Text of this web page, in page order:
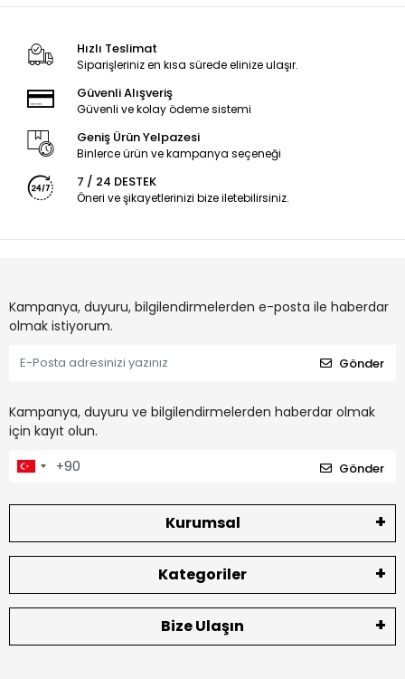
Hızlı Teslimat
Siparişleriniz en kısa sürede elinize ulaşır.
Güvenli Alışveriş
Güvenli ve kolay ödeme sistemi
Geniş Ürün Yelpazesi
Binlerce ürün ve kampanya seçeneği
7 / 24 DESTEK
Öneri ve şikayetlerinizi bize iletebilirsiniz.
Kampanya, duyuru, bilgilendirmelerden e-posta ile haberdar
olmak istiyorum.
Gönder
Kampanya, duyuru ve bilgilendirmelerden haberdar olmak
için kayıt olun.
Gönder
Kurumsal
Kategoriler
Bize Ulaşın